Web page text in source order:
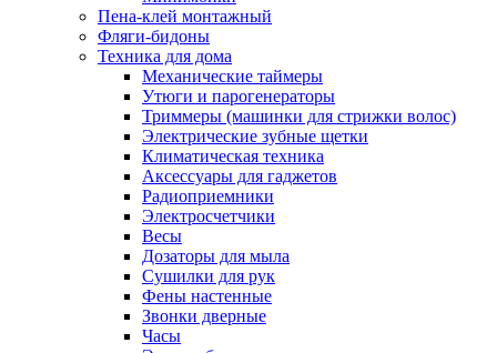
Пена-клей монтажный
Фляги-бидоны
Техника для дома
Механические таймеры
Утюги и парогенераторы
Триммеры (машинки для стрижки волос)
Электрические зубные щетки
Климатическая техника
Аксессуары для гаджетов
Радиоприемники
Электросчетчики
Весы
Дозаторы для мыла
Сушилки для рук
Фены настенные
Звонки дверные
Часы